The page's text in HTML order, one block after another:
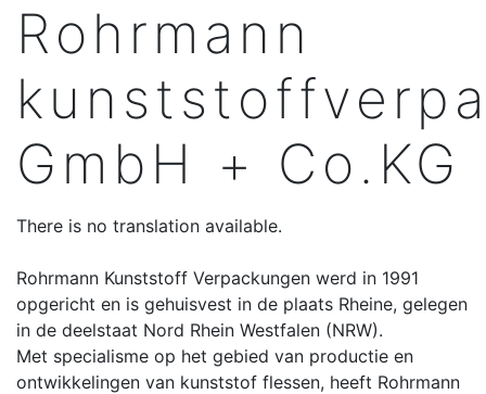
Rohrmann
GmbH + Co.KG
There is no translation available.
Rohrmann Kunststoff Verpackungen werd in 1991
opgericht en is gehuisvest in de plaats Rheine, gelegen
in de deelstaat Nord Rhein Westfalen (NRW).
Met specialisme op het gebied van productie en
ontwikkelingen van kunststof flessen, heeft Rohrmann